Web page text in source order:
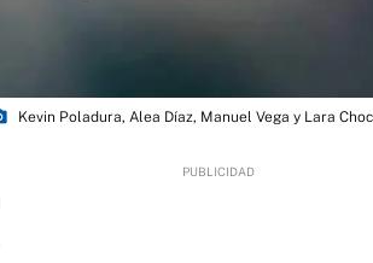
Kevin Poladura, Alea Díaz, Manuel Vega y Lara